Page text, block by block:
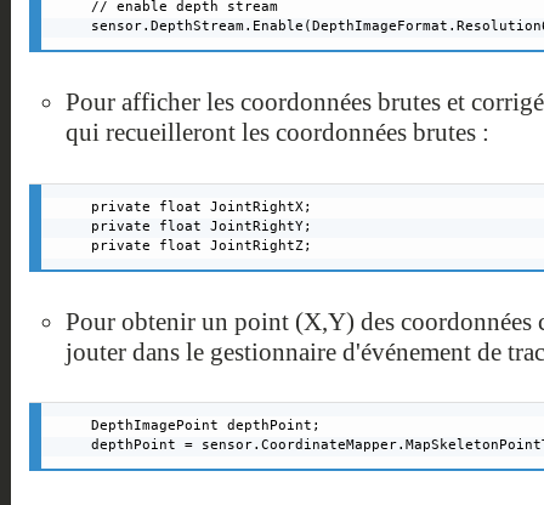
// enable depth stream
Pour afficher les coordonnées brutes et
qui recueilleront les coordonnées brutes :
private float JointRightX;
private float JointRightY;
private float JointRightZ;
Pour obtenir un point (X,Y) des coordonnées
jouter dans le gestionnaire d'événement de
DepthImagePoint depthPoint;
depthPoint =